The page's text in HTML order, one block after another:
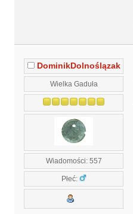
DominikDolnoślązak
Wielka Gaduła
Wiadomości: 557
Płeć: